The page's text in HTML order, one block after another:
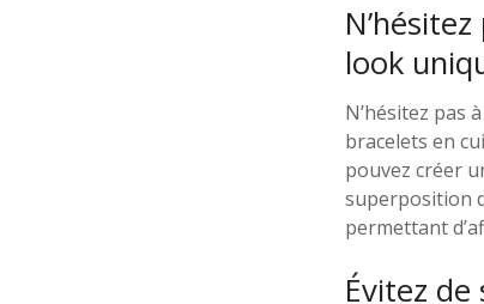
look
N’hésitez pas
bracelets en
pouvez créer
superposition
permettant
Évitez